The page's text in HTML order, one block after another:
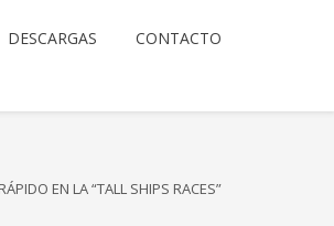
DESCARGAS CONTACTO
EN LA “TALL SHIPS RACES”